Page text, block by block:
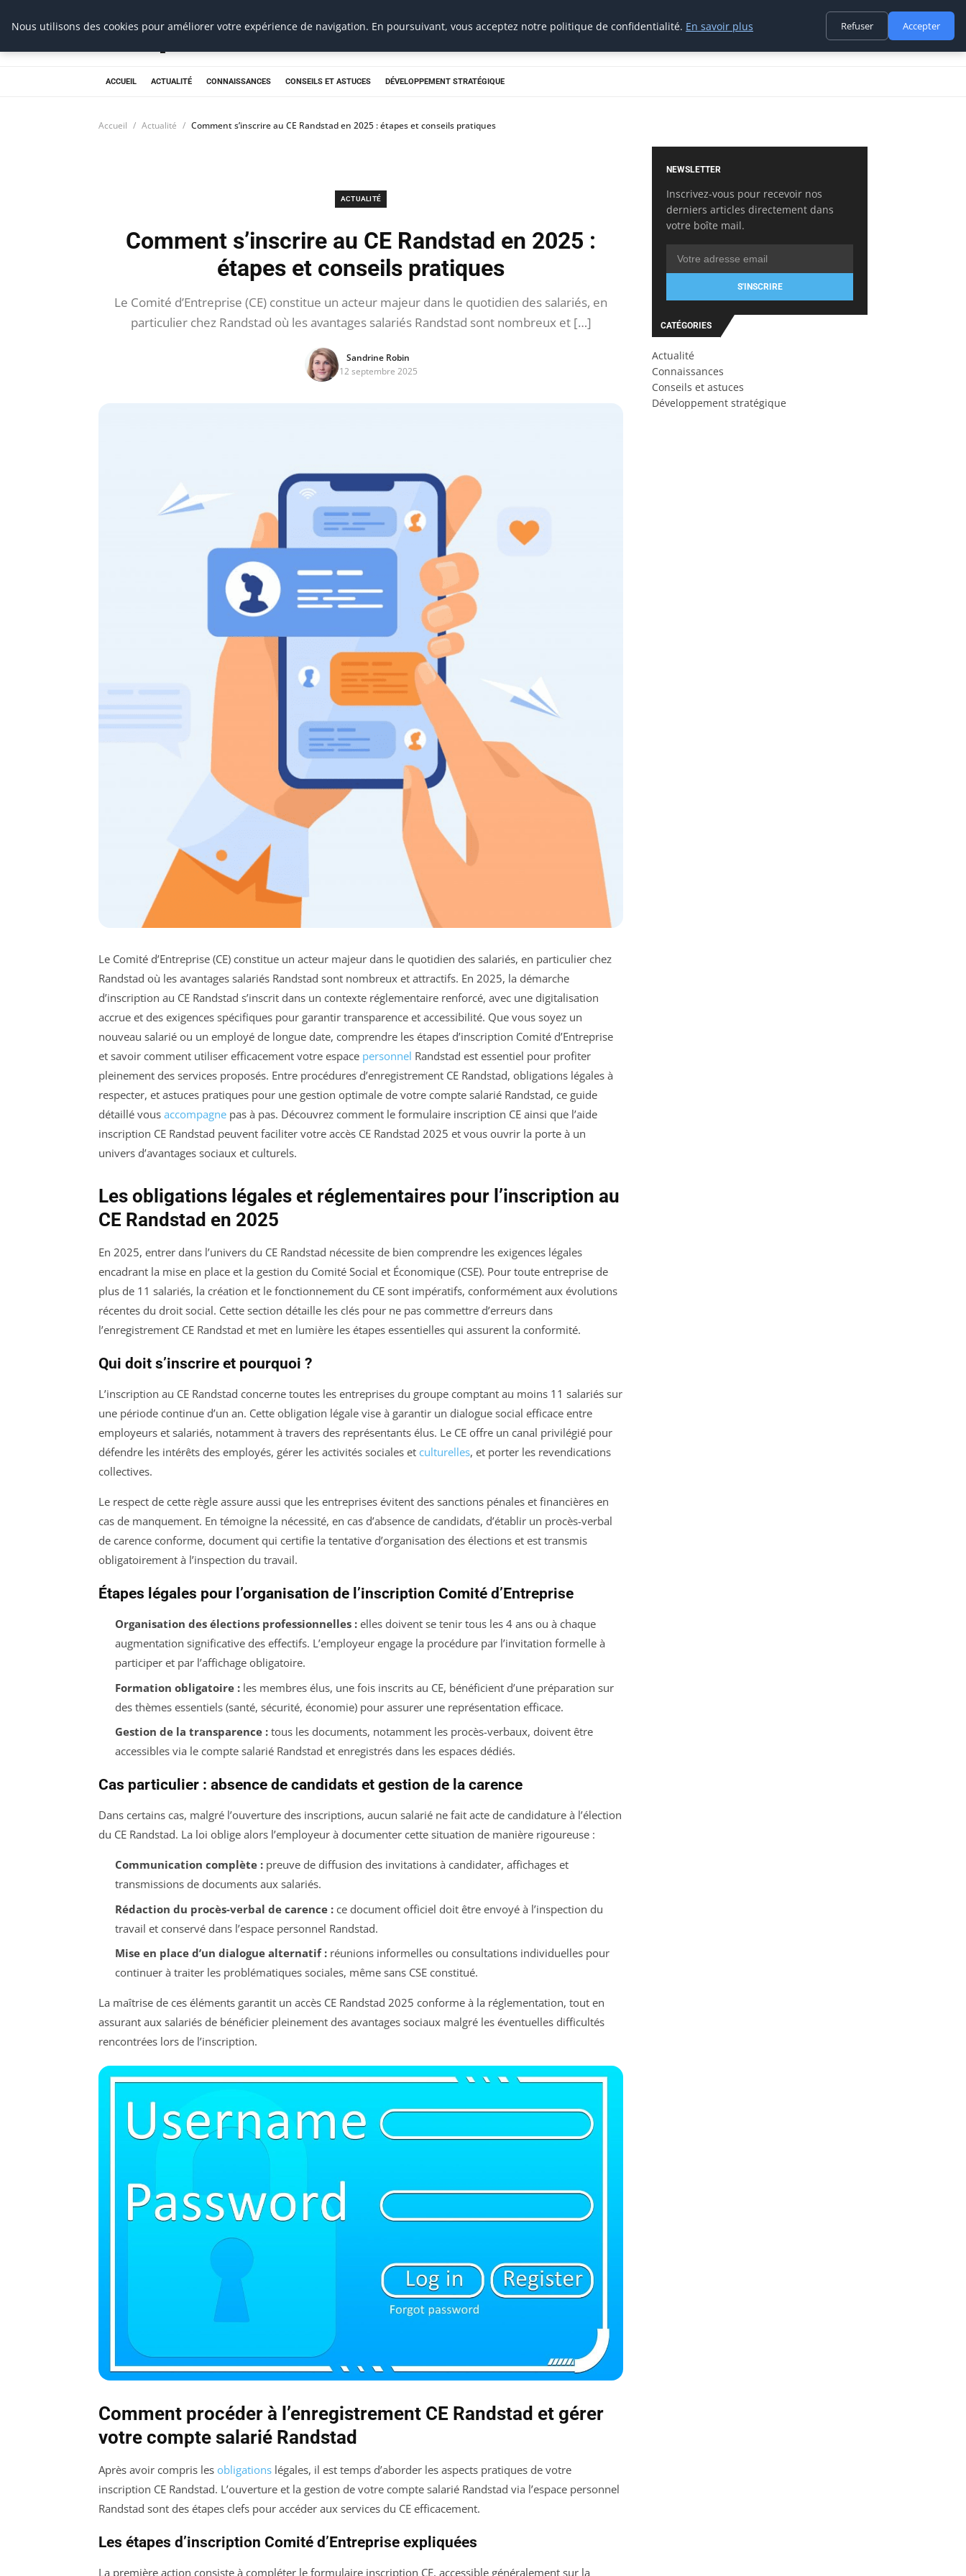
Prospection Pro
ACCUEIL ACTUALITÉ CONNAISSANCES CONSEILS ET ASTUCES DÉVELOPPEMENT STRATÉGIQUE
Accueil Actualité Comment s’inscrire au CE Randstad en 2025 : étapes et conseils pratiques
ACTUALITÉ
Comment s’inscrire au CE Randstad en 2025 :
étapes et conseils pratiques
Le Comité d’Entreprise (CE) constitue un acteur majeur dans le quotidien des salariés, en
particulier chez Randstad où les avantages salariés Randstad sont nombreux et […]
Sandrine Robin
12 septembre 2025
Le Comité d’Entreprise (CE) constitue un acteur majeur dans le quotidien des salariés, en particulier chez
Randstad où les avantages salariés Randstad sont nombreux et attractifs. En 2025, la démarche
d’inscription au CE Randstad s’inscrit dans un contexte réglementaire renforcé, avec une digitalisation
accrue et des exigences spécifiques pour garantir transparence et accessibilité. Que vous soyez un
nouveau salarié ou un employé de longue date, comprendre les étapes d’inscription Comité d’Entreprise
et savoir comment utiliser efficacement votre espace personnel Randstad est essentiel pour profiter
pleinement des services proposés. Entre procédures d’enregistrement CE Randstad, obligations légales à
respecter, et astuces pratiques pour une gestion optimale de votre compte salarié Randstad, ce guide
détaillé vous accompagne pas à pas. Découvrez comment le formulaire inscription CE ainsi que l’aide
inscription CE Randstad peuvent faciliter votre accès CE Randstad 2025 et vous ouvrir la porte à un
univers d’avantages sociaux et culturels.
Les obligations légales et réglementaires pour l’inscription au
CE Randstad en 2025
En 2025, entrer dans l’univers du CE Randstad nécessite de bien comprendre les exigences légales
encadrant la mise en place et la gestion du Comité Social et Économique (CSE). Pour toute entreprise de
plus de 11 salariés, la création et le fonctionnement du CE sont impératifs, conformément aux évolutions
récentes du droit social. Cette section détaille les clés pour ne pas commettre d’erreurs dans
l’enregistrement CE Randstad et met en lumière les étapes essentielles qui assurent la conformité.
Qui doit s’inscrire et pourquoi ?
L’inscription au CE Randstad concerne toutes les entreprises du groupe comptant au moins 11 salariés sur
une période continue d’un an. Cette obligation légale vise à garantir un dialogue social efficace entre
employeurs et salariés, notamment à travers des représentants élus. Le CE offre un canal privilégié pour
défendre les intérêts des employés, gérer les activités sociales et culturelles, et porter les revendications
collectives.
Le respect de cette règle assure aussi que les entreprises évitent des sanctions pénales et financières en
cas de manquement. En témoigne la nécessité, en cas d’absence de candidats, d’établir un procès-verbal
de carence conforme, document qui certifie la tentative d’organisation des élections et est transmis
obligatoirement à l’inspection du travail.
Étapes légales pour l’organisation de l’inscription Comité d’Entreprise
Organisation des élections professionnelles :elles doivent se tenir tous les 4 ans ou à chaque
augmentation significative des effectifs. L’employeur engage la procédure par l’invitation formelle à
participer et par l’affichage obligatoire.
Formation obligatoire :les membres élus, une fois inscrits au CE, bénéficient d’une préparation sur
des thèmes essentiels (santé, sécurité, économie) pour assurer une représentation efficace.
Gestion de la transparence :tous les documents, notamment les procès-verbaux, doivent être
accessibles via le compte salarié Randstad et enregistrés dans les espaces dédiés.
Cas particulier : absence de candidats et gestion de la carence
Dans certains cas, malgré l’ouverture des inscriptions, aucun salarié ne fait acte de candidature à l’élection
du CE Randstad. La loi oblige alors l’employeur à documenter cette situation de manière rigoureuse :
Communication complète :preuve de diffusion des invitations à candidater, affichages et
transmissions de documents aux salariés.
Rédaction du procès-verbal de carence :ce document officiel doit être envoyé à l’inspection du
travail et conservé dans l’espace personnel Randstad.
Mise en place d’un dialogue alternatif :réunions informelles ou consultations individuelles pour
continuer à traiter les problématiques sociales, même sans CSE constitué.
La maîtrise de ces éléments garantit un accès CE Randstad 2025 conforme à la réglementation, tout en
assurant aux salariés de bénéficier pleinement des avantages sociaux malgré les éventuelles difficultés
rencontrées lors de l’inscription.
Comment procéder à l’enregistrement CE Randstad et gérer
votre compte salarié Randstad
Après avoir compris les obligations légales, il est temps d’aborder les aspects pratiques de votre
inscription CE Randstad. L’ouverture et la gestion de votre compte salarié Randstad via l’espace personnel
Randstad sont des étapes clefs pour accéder aux services du CE efficacement.
Les étapes d’inscription Comité d’Entreprise expliquées
La première action consiste à compléter le formulaire inscription CE, accessible généralement sur la
NEWSLETTER
Inscrivez-vous pour recevoir nos
derniers articles directement dans
votre boîte mail.
S'INSCRIRE
CATÉGORIES
Actualité
Connaissances
Conseils et astuces
Développement stratégique
Nous utilisons des cookies pour améliorer votre expérience de navigation. En poursuivant, vous acceptez notre politique de confidentialité. En savoir plus Refuser Accepter